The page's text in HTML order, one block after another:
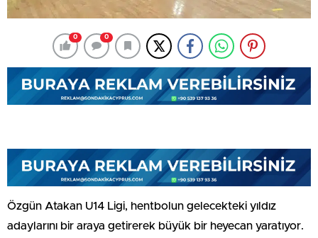
0 0
Özgün Atakan U14 Ligi, hentbolun gelecekteki yıldız
adaylarını bir araya getirerek büyük bir heyecan yaratıyor.